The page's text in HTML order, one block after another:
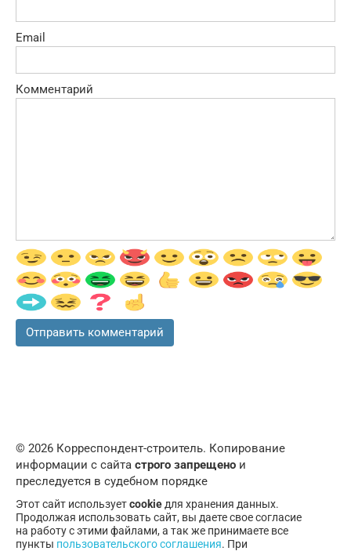
Email
Комментарий
© 2026 Корреспондент-строитель. Копирование
информации с сайта строго запрещено и
преследуется в судебном порядке
Этот сайт используетcookie для хранения данных.
Продолжая использовать сайт, вы даете свое согласие
на работу с этими файлами, а так же принимаете все
пункты пользовательского соглашения. При